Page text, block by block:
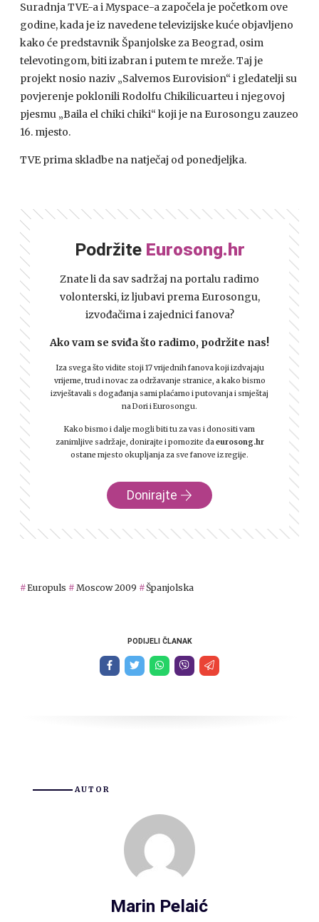
SuradnjaTVE-a i Myspace-a započela je početkom ove
godine, kada je iz navedene televizijske kuće objavljeno
kako će predstavnik Španjolske za Beograd, osim
televotingom, biti izabran i putem te mreže. Taj je
projekt nosio naziv „Salvemos Eurovision“ i gledatelji su
povjerenje poklonili Rodolfu Chikilicuarteu i njegovoj
pjesmu „Baila el chiki chiki“ koji je na Eurosongu zauzeo
16. mjesto.
TVEprima skladbe na natječaj od ponedjeljka.
Podržite Eurosong.hr
Znate li da sav sadržaj na portalu radimo
volonterski, iz ljubavi prema Eurosongu,
izvođačima i zajednici fanova?
Ako vam se sviđa što radimo, podržite nas!
Iza svega što vidite stoji 17 vrijednih fanova koji izdvajaju
vrijeme, trud i novac za održavanje stranice, a kako bismo
izvještavali s događanja sami plaćamo i putovanja i smještaj
na Dori i Eurosongu.
Kako bismo i dalje mogli biti tu za vas i donositi vam
zanimljive sadržaje, donirajte i pomozite daeurosong.hr
ostane mjesto okupljanja za sve fanove iz regije.
Donirajte
Europuls Moscow 2009 Španjolska
PODIJELI ČLANAK
AUTOR
Marin Pelaić